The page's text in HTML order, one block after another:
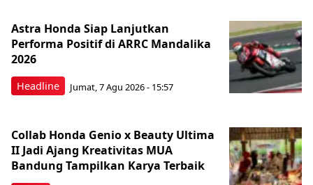
Headline
Astra Honda Siap Lanjutkan
Performa Positif di ARRC Mandalika
2026
Jumat, 7 Agu 2026 - 15:57
Collab Honda Genio x Beauty Ultima
II Jadi Ajang Kreativitas MUA
Bandung Tampilkan Karya Terbaik